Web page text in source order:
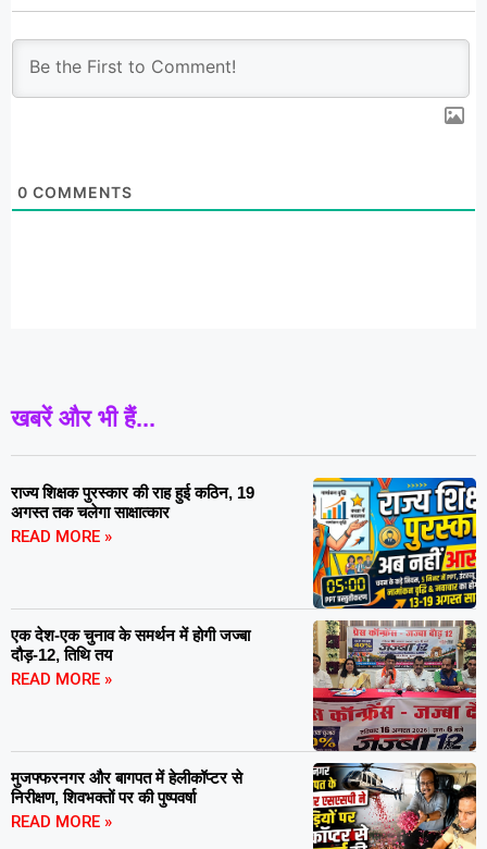
0 COMMENTS
खबरें और भी हैं...
राज्य शिक्षक पुरस्कार की राह हुई कठिन, 19
अगस्त तक चलेगा साक्षात्कार
READ MORE »
एक देश-एक चुनाव के समर्थन में होगी जज्बा
दौड़-12, तिथि तय
READ MORE »
मुजफ्फरनगर और बागपत में हेलीकॉप्टर से
निरीक्षण, शिवभक्तों पर की पुष्पवर्षा
READ MORE »